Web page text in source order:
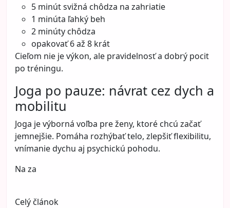
5 minút svižná chôdza na zahriatie
1 minúta ľahký beh
2 minúty chôdza
opakovať 6 až 8 krát
Cieľom nie je výkon, ale pravidelnosť a dobrý pocit
po tréningu.
Joga po pauze: návrat cez dych a
mobilitu
Joga je výborná voľba pre ženy, ktoré chcú začať
jemnejšie. Pomáha rozhýbať telo, zlepšiť flexibilitu,
vnímanie dychu aj psychickú pohodu.
Na za
Celý článok